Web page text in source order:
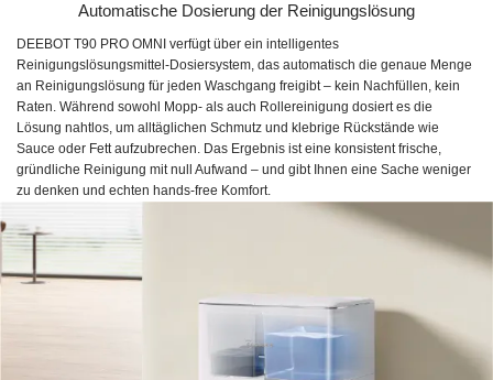
Automatische Dosierung der Reinigungslösung
DEEBOT T90 PRO OMNI verfügt über ein intelligentes
Reinigungslösungsmittel-Dosiersystem, das automatisch die genaue Menge
an Reinigungslösung für jeden Waschgang freigibt – kein Nachfüllen, kein
Raten. Während sowohl Mopp- als auch Rollereinigung dosiert es die
Lösung nahtlos, um alltäglichen Schmutz und klebrige Rückstände wie
Sauce oder Fett aufzubrechen. Das Ergebnis ist eine konsistent frische,
gründliche Reinigung mit null Aufwand – und gibt Ihnen eine Sache weniger
zu denken und echten hands-free Komfort.